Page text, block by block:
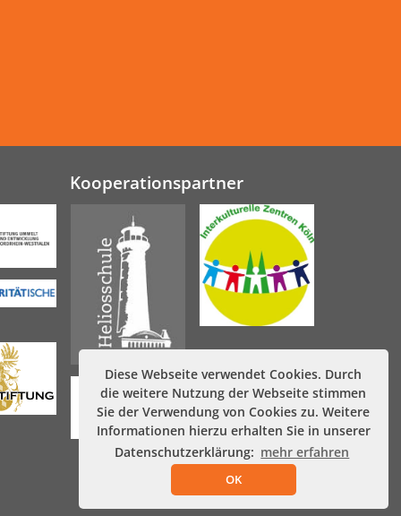
Diese Webseite verwendet Cookies. Durch
die weitere Nutzung der Webseite stimmen
Sie der Verwendung von Cookies zu. Weitere
Informationen hierzu erhalten Sie in unserer
Datenschutzerklärung: mehr erfahren
OK
Kooperationspartner